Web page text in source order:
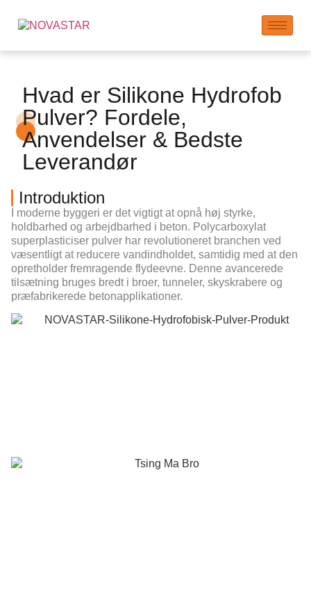
Hvad er Silikone Hydrofob
Pulver? Fordele,
Anvendelser & Bedste
Leverandør
Introduktion
I moderne byggeri er det vigtigt at opnå høj styrke,
holdbarhed og arbejdbarhed i beton. Polycarboxylat
superplasticiser pulver har revolutioneret branchen ved
væsentligt at reducere vandindholdet, samtidig med at den
opretholder fremragende flydeevne. Denne avancerede
tilsætning bruges bredt i broer, tunneler, skyskrabere og
præfabrikerede betonapplikationer.